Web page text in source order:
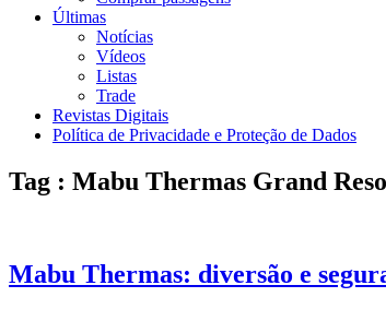
Últimas
Notícias
Vídeos
Listas
Trade
Revistas Digitais
Política de Privacidade e Proteção de Dados
Tag : Mabu Thermas Grand
Mabu Thermas: diversão e